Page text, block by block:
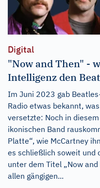
Digital
"Now and Then" -
Intelligenz den
Im Juni 2023 gab
Radio etwas bekannt,
versetzte: Noch in
ikonischen Band
Platte“, wie McCartney
es schließlich soweit und
unter dem Titel „Now
allen gängigen...